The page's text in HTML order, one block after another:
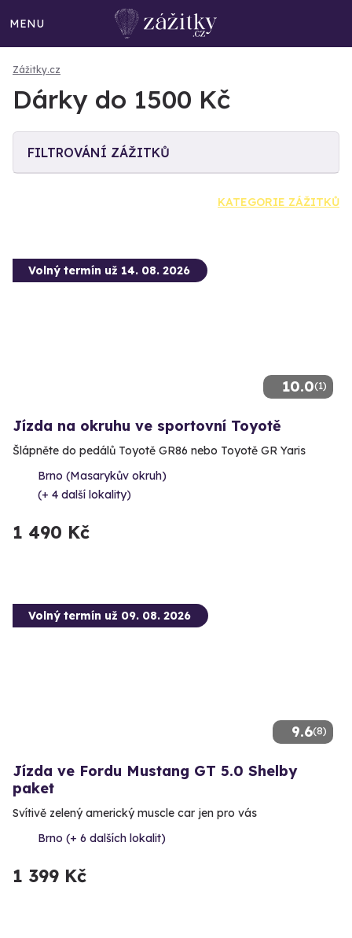
MENU
Zážitky.cz
Dárky do 1500 Kč
FILTROVÁNÍ ZÁŽITKŮ
KATEGORIE ZÁŽITKŮ
10.0(1)
Volný termín už 14. 08. 2026
Jízda na okruhu ve sportovní Toyotě
Šlápněte do pedálů Toyotě GR86 nebo Toyotě GR Yaris
Brno (Masarykův okruh)
(+ 4 další lokality)
1 490 Kč
9.6(8)
Volný termín už 09. 08. 2026
Jízda ve Fordu Mustang GT 5.0 Shelby
paket
Svítivě zelený americký muscle car jen pro vás
Brno (+ 6 dalších lokalit)
1 399 Kč